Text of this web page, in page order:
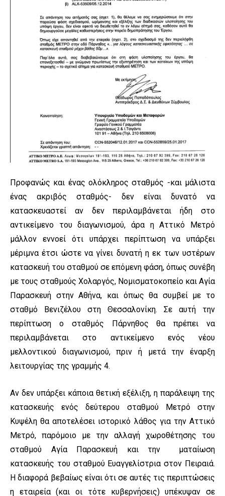
Προφανώς και ένας ολόκληρος σταθμός -και μάλιστα
ένας ακριβός σταθμός- δεν είναι δυνατό να
κατασκευαστεί αν δεν περιλαμβάνεται ήδη στο
αντικείμενο του διαγωνισμού, άρα η Αττικό Μετρό
μάλλον εννοεί ότι υπάρχει περίπτωση να υπάρξει
μέριμνα έτσι ώστε να γίνει δυνατή η εκ των υστέρων
κατασκευή του σταθμού σε επόμενη φάση, όπως συνέβη
με τους σταθμούς Χολαργός, Νομισματοκοπείο και Αγία
Παρασκευή στην Αθήνα, και όπως θα συμβεί με το
σταθμό Βενιζέλου στη Θεσσαλονίκη. Σε αυτή την
περίπτωση ο σταθμός Πάρνηθος θα πρέπει να
περιλαμβάνεται στο αντικείμενο ενός νέου
μελλοντικού διαγωνισμού, πριν ή μετά την έναρξη
λειτουργίας της γραμμής 4.
Αν δεν υπάρξει κάποια θετική εξέλιξη, η παράλειψη της
κατασκευής ενός δεύτερου σταθμού Μετρό στην
Κυψέλη θα αποτελέσει ιστορικό λάθος για την Αττικό
Μετρό, παρόμοιο με την αλλαγή χωροθέτησης του
σταθμού Αγία Παρασκευή και την ματαίωση
κατασκευής του σταθμού Ευαγγελίστρια στον Πειραιά.
Η διαφορά βεβαίως είναι ότι σε αυτές τις περιπτώσεις
η εταιρεία (και οι τότε κυβερνήσεις) υπέκυψαν σε